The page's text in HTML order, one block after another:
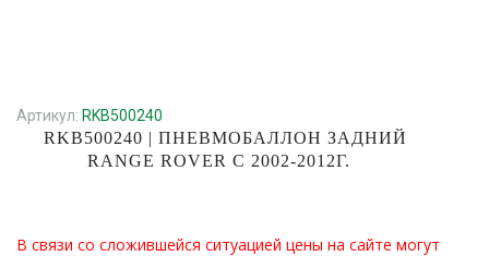
RKB500240 | ПНЕВМОБАЛЛОН ЗАДНИЙ
RANGE ROVER C 2002-2012Г.
В связи со сложившейся ситуацией цены на сайте могут
Артикул: RKB500240